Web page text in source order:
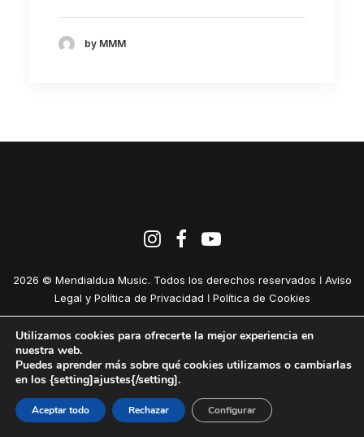
mendialduamusic@gmail.com
by MMM
2026 © Mendialdua Music. Todos los derechos reservados ǀ Aviso
Legal y Política de Privacidad ǀ Política de Cookies
Utilizamos cookies para ofrecerte la mejor experiencia en
nuestra web.
Puedes aprender más sobre qué cookies utilizamos o cambiarlas
en los {setting]ajustes{/setting].
Aceptar todo Rechazar Configurar